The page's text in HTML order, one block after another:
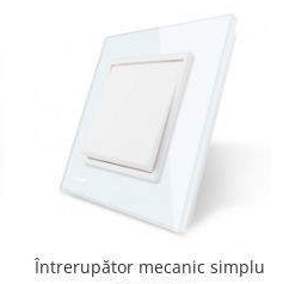
Întrerupător mecanic simplu